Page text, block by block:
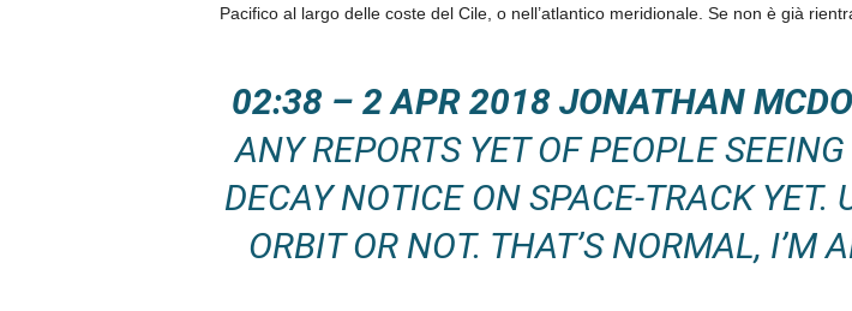
Pacifico al largo delle coste del Cile, o nell’atlantico meridionale. Se non è già
02:38 – 2 APR 2018 JONATHAN
ANY REPORTS YET OF PEOPLE
DECAY NOTICE ON SPACE-TRACK
ORBIT OR NOT. THAT’S NORMAL, I’M